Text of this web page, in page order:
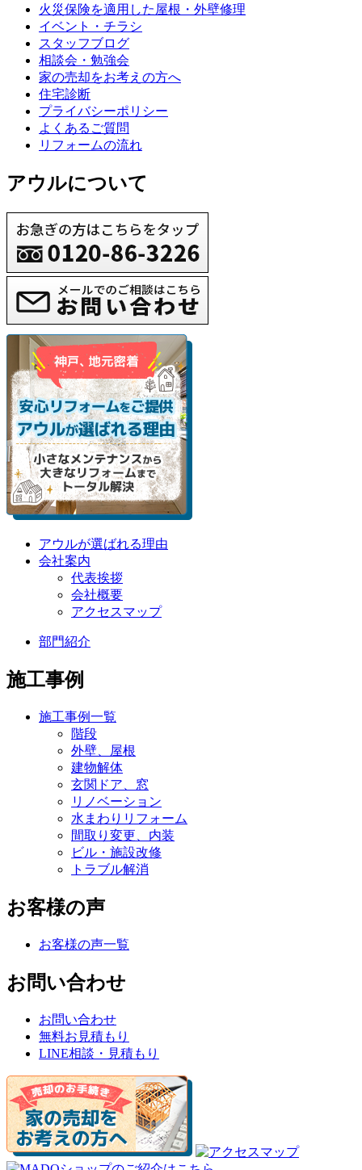
火災保険を適用した屋根・外壁修理
イベント・チラシ
スタッフブログ
相談会・勉強会
家の売却をお考えの方へ
住宅診断
プライバシーポリシー
よくあるご質問
リフォームの流れ
アウルについて
アウルが選ばれる理由
会社案内
代表挨拶
会社概要
アクセスマップ
部門紹介
施工事例
施工事例一覧
階段
外壁、屋根
建物解体
玄関ドア、窓
リノベーション
水まわりリフォーム
間取り変更、内装
ビル・施設改修
トラブル解消
お客様の声
お客様の声一覧
お問い合わせ
お問い合わせ
無料お見積もり
LINE相談・見積もり